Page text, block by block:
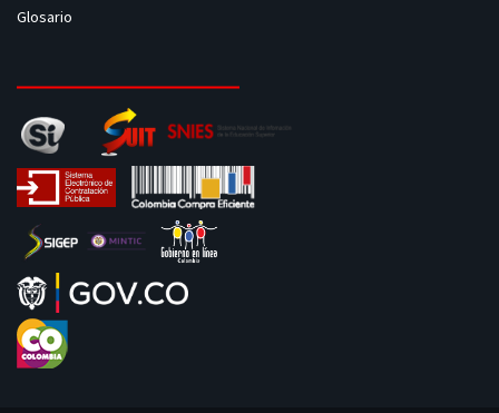
Glosario